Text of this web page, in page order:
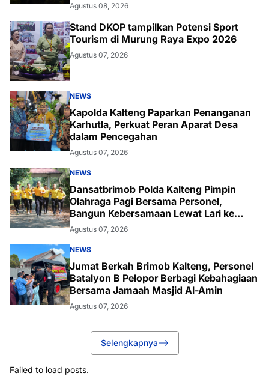
Agustus 08, 2026
Stand DKOP tampilkan Potensi Sport
Tourism di Murung Raya Expo 2026
Agustus 07, 2026
NEWS
Kapolda Kalteng Paparkan Penanganan
Karhutla, Perkuat Peran Aparat Desa
dalam Pencegahan
Agustus 07, 2026
NEWS
Dansatbrimob Polda Kalteng Pimpin
Olahraga Pagi Bersama Personel,
Bangun Kebersamaan Lewat Lari ke
Bukit Baranahu
Agustus 07, 2026
NEWS
Jumat Berkah Brimob Kalteng, Personel
Batalyon B Pelopor Berbagi Kebahagiaan
Bersama Jamaah Masjid Al-Amin
Agustus 07, 2026
Selengkapnya
Failed to load posts.